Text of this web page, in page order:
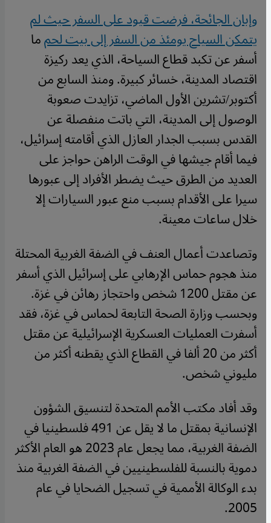
وإبان الجائحة، فرضت قيود على السفر حيث لم
يتمكن السياح يومئذ من السفر إلى بيت لحمما
أسفر عن تكبد قطاع السياحة، الذي يعد ركيزة
اقتصاد المدينة، خسائر كبيرة. ومنذ السابع من
أكتوبر/تشرين الأول الماضي، تزايدت صعوبة
الوصول إلى المدينة، التي باتت منفصلة عن
القدس بسبب الجدار العازل الذي أقامته إسرائيل،
فيما أقام جيشها في الوقت الراهن حواجز على
العديد من الطرق حيث يضطر الأفراد إلى عبورها
سيرا على الأقدام بسبب منع عبور السيارات إلا
خلال ساعات معينة.
وتصاعدت أعمال العنف في الضفة الغربية المحتلة
منذ هجوم حماس الإرهابي على إسرائيل الذي أسفر
عن مقتل 1200 شخص واحتجاز رهائن في غزة.
وبحسب وزارة الصحة التابعة لحماس في غزة، فقد
أسفرت العمليات العسكرية الإسرائيلية عن مقتل
أكثر من 20 ألفا في القطاع الذي يقطنه أكثر من
مليوني شخص.
وقد أفاد مكتب الأمم المتحدة لتنسيق الشؤون
الإنسانية بمقتل ما لا يقل عن 491 فلسطينيا في
الضفة الغربية، مما يجعل عام 2023 هو العام الأكثر
دموية بالنسبة للفلسطينيين في الضفة الغربية منذ
بدء الوكالة الأممية في تسجيل الضحايا في عام
2005.